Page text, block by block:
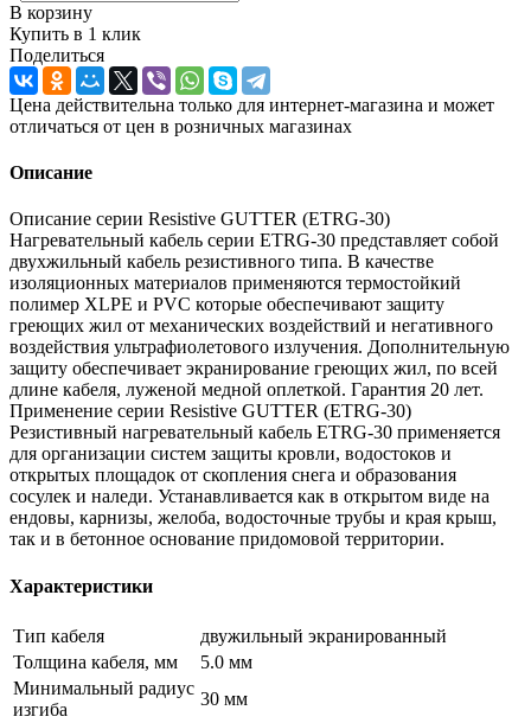
В корзину
Купить в 1 клик
Поделиться
Цена действительна только для интернет-магазина и может
отличаться от цен в розничных магазинах
Описание
Описание серии Resistive GUTTER (ETRG-30)
Нагревательный кабель серии ETRG-30 представляет собой
двухжильный кабель резистивного типа. В качестве
изоляционных материалов применяются термостойкий
полимер XLPE и PVC которые обеспечивают защиту
греющих жил от механических воздействий и негативного
воздействия ультрафиолетового излучения. Дополнительную
защиту обеспечивает экранирование греющих жил, по всей
длине кабеля, луженой медной оплеткой. Гарантия 20 лет.
Применение серии Resistive GUTTER (ETRG-30)
Резистивный нагревательный кабель ETRG-30 применяется
для организации систем защиты кровли, водостоков и
открытых площадок от скопления снега и образования
сосулек и наледи. Устанавливается как в открытом виде на
ендовы, карнизы, желоба, водосточные трубы и края крыш,
так и в бетонное основание придомовой территории.
Характеристики
Тип кабеля
двужильный экранированный
Толщина кабеля, мм
5.0 мм
Минимальный радиус
изгиба
30 мм